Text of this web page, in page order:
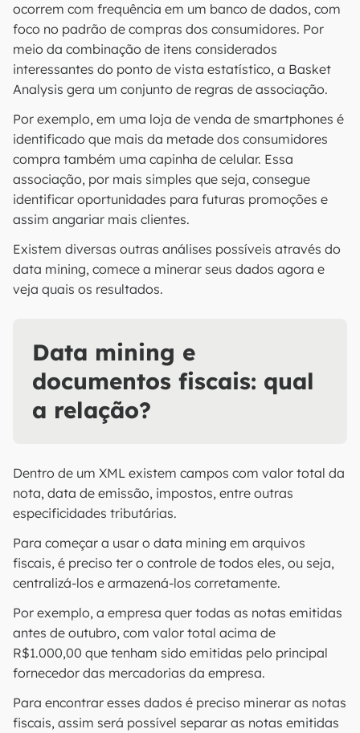
ocorrem com frequência em um banco de dados, com
foco no padrão de compras dos consumidores. Por
meio da combinação de itens considerados
interessantes do ponto de vista estatístico, a Basket
Analysis gera um conjunto de regras de associação.
Por exemplo, em uma loja de venda de smartphones é
identificado que mais da metade dos consumidores
compra também uma capinha de celular. Essa
associação, por mais simples que seja, consegue
identificar oportunidades para futuras promoções e
assim angariar mais clientes.
Existem diversas outras análises possíveis através do
data mining, comece a minerar seus dados agora e
veja quais os resultados.
Data mining e
documentos fiscais: qual
a relação?
Dentro de um XML existem campos com valor total da
nota, data de emissão, impostos, entre outras
especificidades tributárias.
Para começar a usar o data mining em arquivos
fiscais, é preciso ter o controle de todos eles, ou seja,
centralizá-los e armazená-los corretamente.
Por exemplo, a empresa quer todas as notas emitidas
antes de outubro, com valor total acima de
R$1.000,00 que tenham sido emitidas pelo principal
fornecedor das mercadorias da empresa.
Para encontrar esses dados é preciso minerar as notas
fiscais, assim será possível separar as notas emitidas